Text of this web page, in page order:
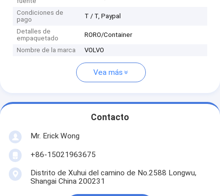
Condiciones de
pago
T / T, Paypal
Detalles de
empaquetado
RORO/Container
Nombre de la marca VOLVO
Vea más
Contacto
Mr. Erick Wong
+86-15021963675
Distrito de Xuhui del camino de No.2588 Longwu,
Shangai China 200231